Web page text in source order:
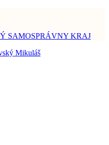
SAMOSPRÁVNY KRAJ